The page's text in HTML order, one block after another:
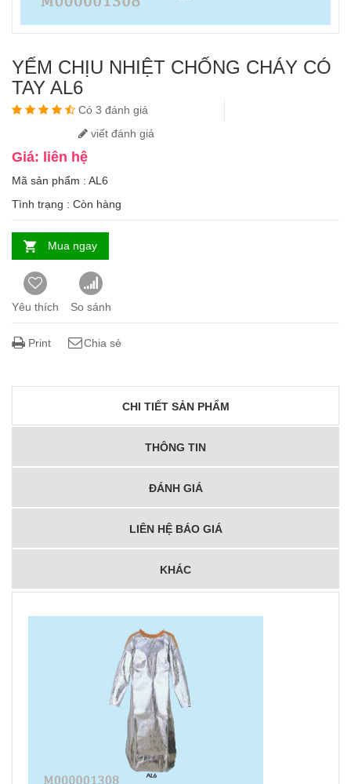
YẾM CHỊU NHIỆT CHỐNG CHÁY CÓ
TAY AL6
Có 3 đánh giá
viết đánh giá
Giá: liên hệ
Mã sản phẩm : AL6
Tình trạng : Còn hàng
Mua ngay
Yêu thích So sánh
Print Chia sẻ
CHI TIẾT SẢN PHẨM
THÔNG TIN
ĐÁNH GIÁ
LIÊN HỆ BÁO GIÁ
KHÁC